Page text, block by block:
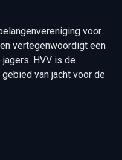
voor
vertegenwoordigt een
HVV is de
van jacht voor de